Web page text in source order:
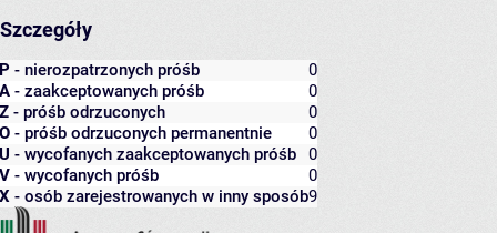
Szczegóły
P - nierozpatrzonych próśb
0
A - zaakceptowanych próśb
0
Z - próśb odrzuconych
0
O - próśb odrzuconych permanentnie
0
U - wycofanych zaakceptowanych próśb
0
V - wycofanych próśb
0
X - osób zarejestrowanych w inny sposób9